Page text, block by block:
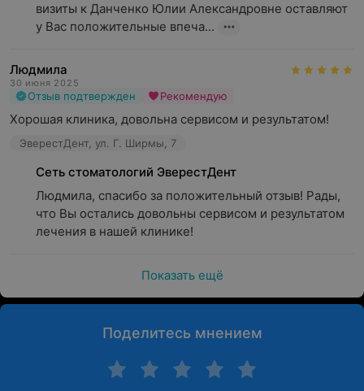
визиты к Данченко Юлии Александровне оставляют
у Вас положительные впеча...
Людмила
30 июня 2025
Отзыв подтвержден Рекомендую
Хорошая клиника, довольна сервисом и результатом!
ЭверестДент, ул. Г. Ширмы, 7
Сеть стоматологий ЭверестДент
Людмила, спасибо за положительный отзыв! Рады,
что Вы остались довольны сервисом и результатом
лечения в нашей клинике!
Показать ещё
Поделитесь мнением